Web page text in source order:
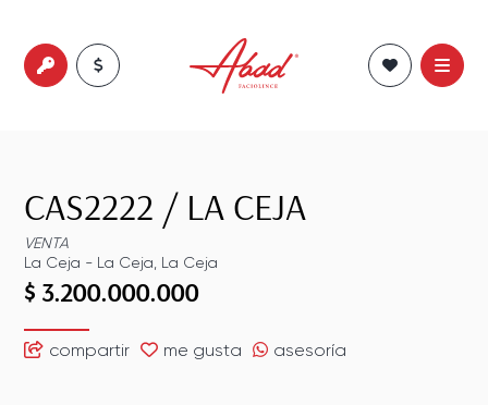
CAS2222 / LA CEJA
VENTA
La Ceja - La Ceja La Ceja
$ 3.200.000.000
compartir me gusta asesoría